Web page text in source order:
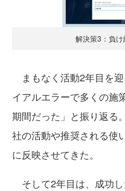
解決策3：負
まもなく活動2年目を
イアルエラーで多くの施
期間だった」と振り返る
社の活動や推奨される使
に反映させてきた。
そして2年目は、成功